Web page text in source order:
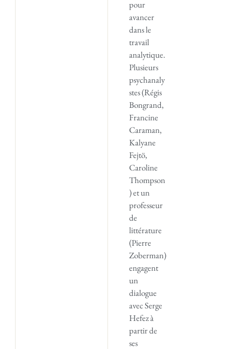
pour
avancer
dans le
travail
analytique.
Plusieurs
psychanaly
stes (Régis
Bongrand,
Francine
Caraman,
Kalyane
Fejtö,
Caroline
Thompson
) et un
professeur
de
littérature
(Pierre
Zoberman)
engagent
un
dialogue
avec Serge
Hefez à
partir de
ses